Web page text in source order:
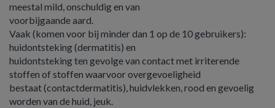
meestal mild, onschuldig en van
voorbijgaande aard.
Vaak (komen voor bij minder dan 1 op de 10 gebruikers):
huidontsteking (dermatitis) en
huidontsteking ten gevolge van contact met irriterende
stoffen of stoffen waarvoor overgevoeligheid
bestaat (contactdermatitis), huidvlekken, rood en gevoelig
worden van de huid, jeuk.